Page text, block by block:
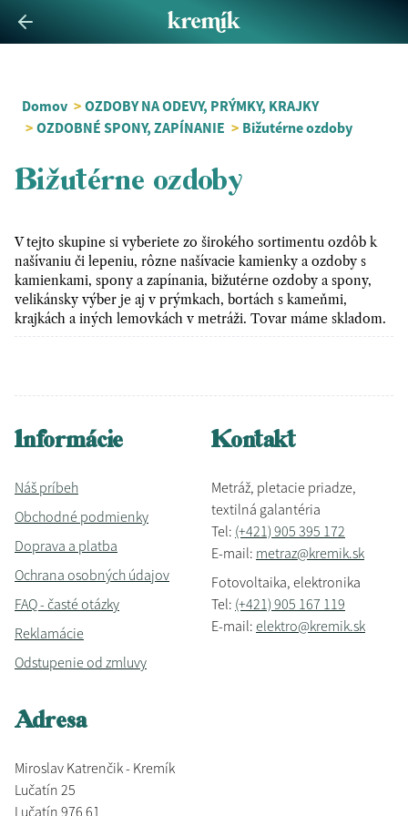
Domov > OZDOBY NA ODEVY, PRÝMKY, KRAJKY
> OZDOBNÉ SPONY, ZAPÍNANIE > Bižutérne ozdoby
Bižutérne ozdoby
V tejto skupine si vyberiete zo širokého sortimentu ozdôb k
našívaniu či lepeniu, rôzne našívacie kamienky a ozdoby s
kamienkami, spony a zapínania, bižutérne ozdoby a spony,
velikánsky výber je aj v prýmkach, bortách s kameňmi,
krajkách a iných lemovkách v metráži. Tovar máme skladom.
Informácie
Náš príbeh
Obchodné podmienky
Doprava a platba
Ochrana osobných údajov
FAQ - časté otázky
Reklamácie
Odstupenie od zmluvy
Kontakt
Metráž, pletacie priadze,
textilná galantéria
Tel: (+421) 905 395 172
E-mail: metraz@kremik.sk
Fotovoltaika, elektronika
Tel: (+421) 905 167 119
E-mail: elektro@kremik.sk
Adresa
Miroslav Katrenčik - Kremík
Lučatín 25
Lučatín 976 61